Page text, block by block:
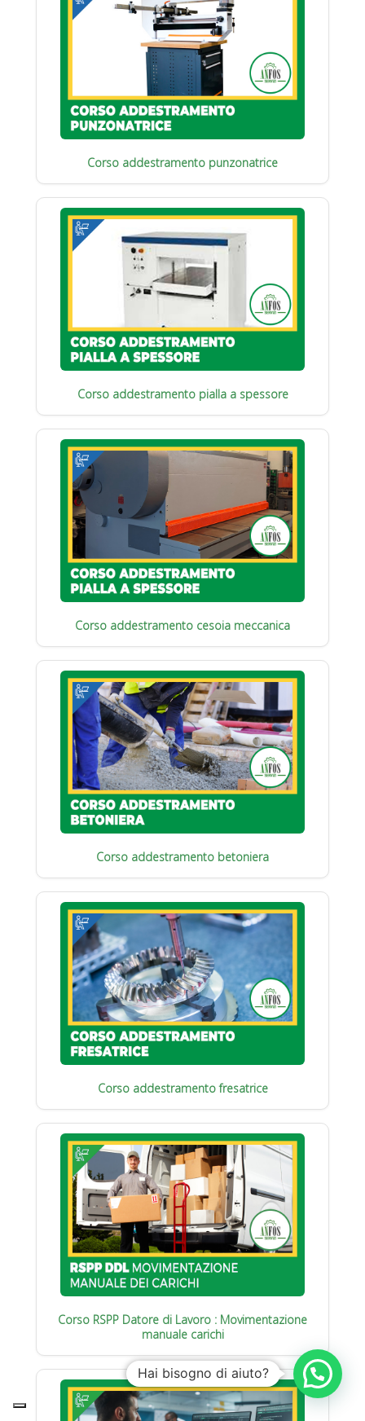
Corso addestramento punzonatrice
Corso addestramento pialla a spessore
Corso addestramento cesoia meccanica
Corso addestramento betoniera
Corso addestramento fresatrice
Corso RSPP Datore di Lavoro : Movimentazione
manuale carichi
Hai bisogno di aiuto?